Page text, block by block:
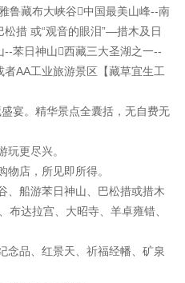
鲁藏布大峡谷中国最美山峰--南
措 或“观音的眼泪”—措木及日
--苯日神山西藏三大圣湖之一--
AA工业旅游景区【藏草宜生工
宴。精华景点全囊括，无自费无
更尽兴。
店，所见即所得。
船游苯日神山、巴松措或措木
布达拉宫、大昭寺、羊卓雍错、
品、红景天、祈福经幡、矿泉